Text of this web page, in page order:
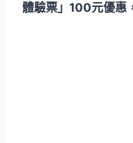
體驗票」100元優惠